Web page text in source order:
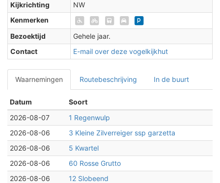
Kijkrichting
NW
Kenmerken
Bezoektijd
Gehele jaar.
Contact
E-mail over deze vogelkijkhut
Waarnemingen Routebeschrijving In de buurt
Datum
Soort
2026-08-07
1 Regenwulp
2026-08-06
3 Kleine Zilverreiger ssp garzetta
2026-08-06
5 Kwartel
2026-08-06
60 Rosse Grutto
2026-08-06
12 Slobeend